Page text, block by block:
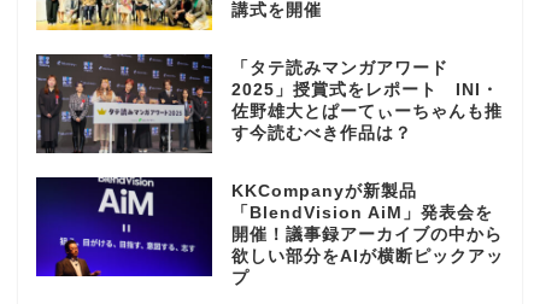
講式を開催
「タテ読みマンガアワード
2025」授賞式をレポート INI・
佐野雄大とぱーてぃーちゃんも推
す今読むべき作品は？
KKCompanyが新製品
「BlendVision AiM」発表会を
開催！議事録アーカイブの中から
欲しい部分をAIが横断ピックアッ
プ